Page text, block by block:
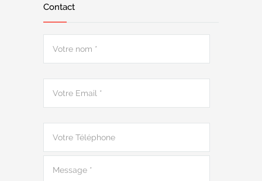
Contact